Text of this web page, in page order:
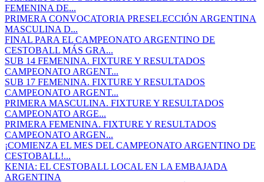
FEMENINA DE...
PRIMERA CONVOCATORIA PRESELECCIÓN ARGENTINA
MASCULINA D...
FINAL PARA EL CAMPEONATO ARGENTINO DE
CESTOBALL MÁS GRA...
SUB 14 FEMENINA. FIXTURE Y RESULTADOS
CAMPEONATO ARGENT...
SUB 17 FEMENINA. FIXTURE Y RESULTADOS
CAMPEONATO ARGENT...
PRIMERA MASCULINA. FIXTURE Y RESULTADOS
CAMPEONATO ARGE...
PRIMERA FEMENINA. FIXTURE Y RESULTADOS
CAMPEONATO ARGEN...
¡COMIENZA EL MES DEL CAMPEONATO ARGENTINO DE
CESTOBALL!...
KENIA: EL CESTOBALL LOCAL EN LA EMBAJADA
ARGENTINA